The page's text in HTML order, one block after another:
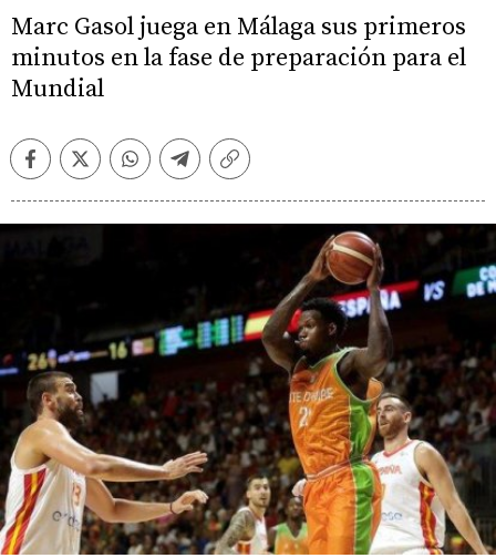
Marc Gasol juega en Málaga sus primeros
minutos en la fase de preparación para el
Mundial
FacebookTwitterWhatsappTelegramCopiar